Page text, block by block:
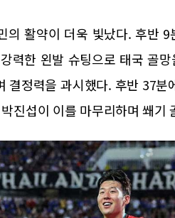
의 활약이 더욱 빛났다. 후반
력한 왼발 슈팅으로 태국 골
결정력을 과시했다. 후반 37
진섭이 이를 마무리하며 쐐기